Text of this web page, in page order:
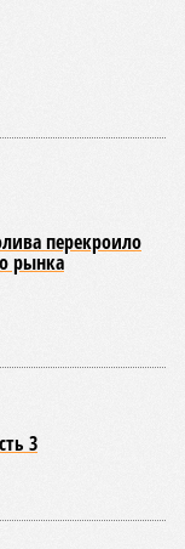
образ
про Зарядку)
и
мультфильма
ролики
дивы. – Ред.)
скоро пройдёт.
запрещённую
в камеру
чего начинали
песни.
ночь»? Ролик